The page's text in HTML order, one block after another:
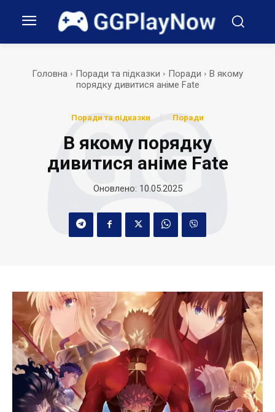
Головна Поради та підказки Поради
В якому
порядку дивитися аніме Fate
Поради та підказки Поради
В якому порядку
дивитися аніме Fate
Оновлено: 10.05.2025